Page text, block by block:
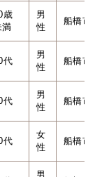
歳
満
男
性
船橋市
代
男
性
船橋市
代
男
性
船橋市
代
女
性
船橋市
男